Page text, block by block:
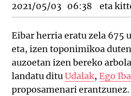
2021/05/03 06:38 eta
Eibar herria eratu zela 675
eta, izen toponimikoa
auzoetan izen bereko
landatu dituUdalak, Ego
proposamenari